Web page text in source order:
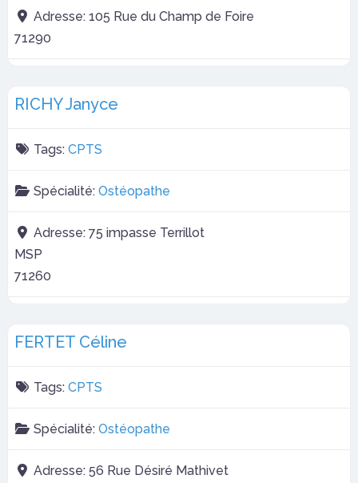
Adresse: 105 Rue du Champ de Foire
71290
RICHY Janyce
Tags: CPTS
Spécialité: Ostéopathe
Adresse: 75 impasse Terrillot
MSP
71260
FERTET Céline
Tags: CPTS
Spécialité: Ostéopathe
Adresse: 56 Rue Désiré Mathivet